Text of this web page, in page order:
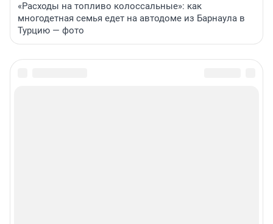
«Расходы на топливо колоссальные»: как
многодетная семья едет на автодоме из Барнаула в
Турцию — фото